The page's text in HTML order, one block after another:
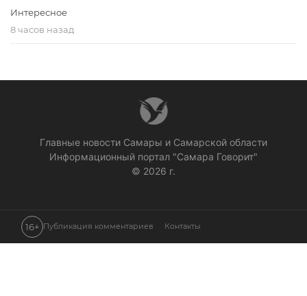
Интересное
8 часов назад
Главные новости Самары и Самарской области
Информационный портал "Самара Говорит"
© 2026 г.
16+ Публикация комментариев Контакты